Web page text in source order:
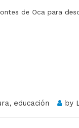
de Oca para
, educación by